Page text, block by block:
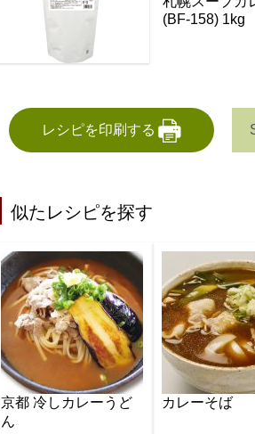
(BF-158) 1kg
レシピを印刷する
似たレシピを探す
京都 冷しカレーうど
ん
カレーそば